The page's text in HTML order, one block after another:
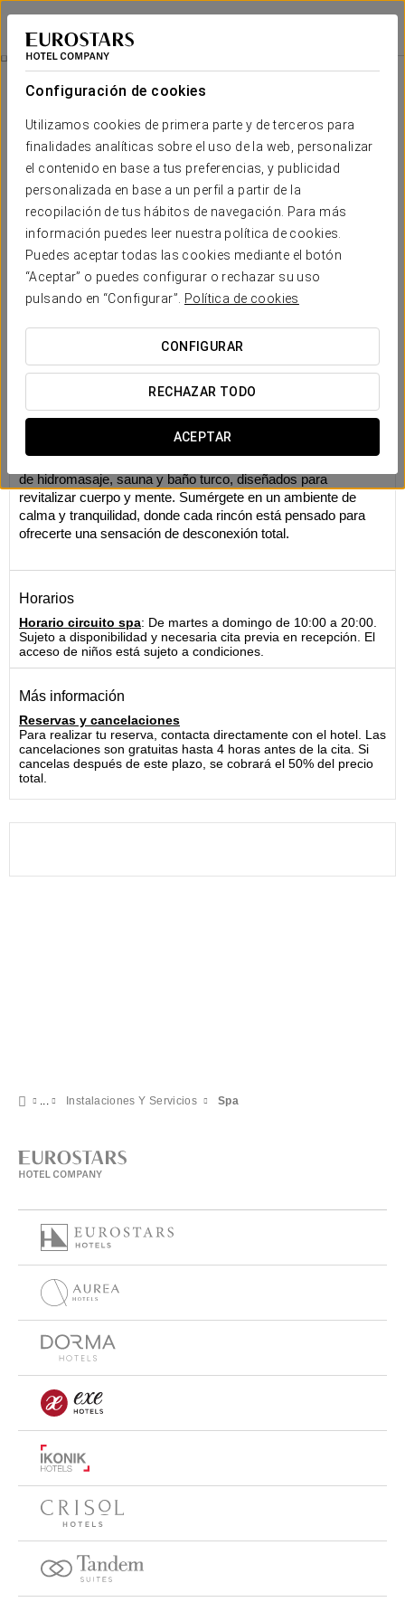
Configuración de cookies
Utilizamos cookies de primera parte y de terceros para
finalidades analíticas sobre el uso de la web, personalizar
el contenido en base a tus preferencias, y publicidad
personalizada en base a un perfil a partir de la
recopilación de tus hábitos de navegación. Para más
información puedes leer nuestra política de cookies.
Puedes aceptar todas las cookies mediante el botón
“Aceptar” o puedes configurar o rechazar su uso
pulsando en “Configurar”.
Política de cookies
CONFIGURAR
RECHAZAR TODO
ACEPTAR
Exe São Lázaro
BRAGANZA
Spa
Spa
experiencia única de relajación y bienestar
en nuestro exclusivocircuito de spa, que incluye una bañera
de hidromasaje, sauna y baño turco, diseñados para
revitalizar cuerpo y mente. Sumérgete en un ambiente de
calma y tranquilidad, donde cada rincón está pensado para
ofrecerte una sensación de desconexión total.
Horarios
Horario circuito spa: De martes a domingo de 10:00 a 20:00.
Sujeto a disponibilidad y necesaria cita previa en recepción. El
acceso de niños está sujeto a condiciones.
Más información
Reservas y cancelaciones
Para realizar tu reserva, contacta directamente con el hotel. Las
cancelaciones son gratuitas hasta 4 horas antes de la cita. Si
cancelas después de este plazo, se cobrará el 50% del precio
total.
Instalaciones Y Servicios Spa